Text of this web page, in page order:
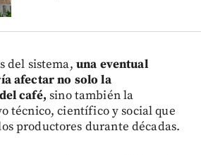
del sistema, una eventual
afectar no solo la
café, sino también la
técnico, científico y social que
productores durante décadas.